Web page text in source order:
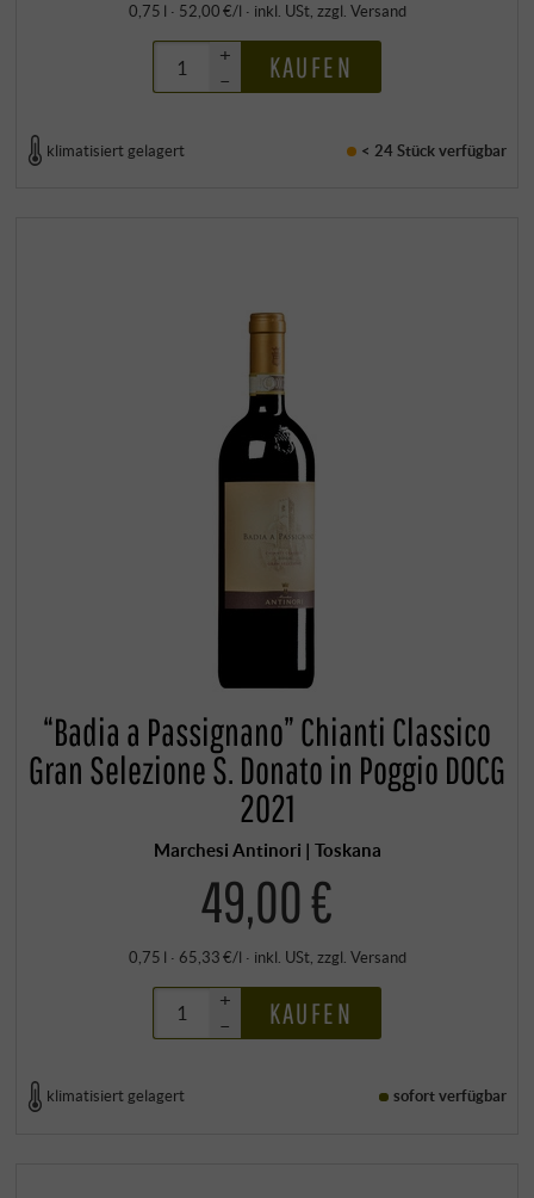
0,75 l · 52,00 €/l · inkl. USt, zzgl. Versand
+
–
KAUFEN
klimatisiert gelagert < 24 Stückverfügbar
“Badia a Passignano” Chianti Classico
Gran Selezione S. Donato in Poggio DOCG
2021
Marchesi Antinori | Toskana
49,00 €
0,75 l · 65,33 €/l · inkl. USt, zzgl. Versand
+
–
KAUFEN
klimatisiert gelagert sofort verfügbar